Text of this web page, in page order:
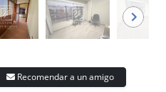
Recomendar a un amigo